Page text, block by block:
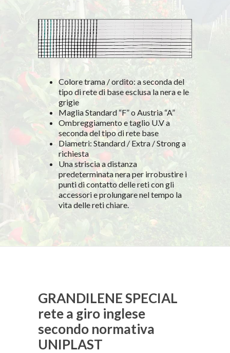
Colore trama / ordito: a seconda del
tipo di rete di base esclusa la nera e le
grigie
Maglia Standard “F” o Austria “A”
Ombreggiamento e taglio U.V a
seconda del tipo di rete base
Diametri: Standard / Extra / Strong a
richiesta
Una striscia a distanza
predeterminata nera per irrobustire i
punti di contatto delle reti con gli
accessori e prolungare nel tempo la
vita delle reti chiare.
GRANDILENE SPECIAL
rete a giro inglese
secondo normativa
UNIPLAST